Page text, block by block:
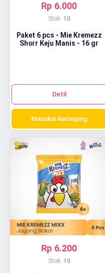
Rp 6.000
Stok: 10
Paket 6 pcs - Mie Kremezz
Shorr Keju Manis - 16 gr
Detil
Masukin Keranjang
Rp 6.200
Stok: 10